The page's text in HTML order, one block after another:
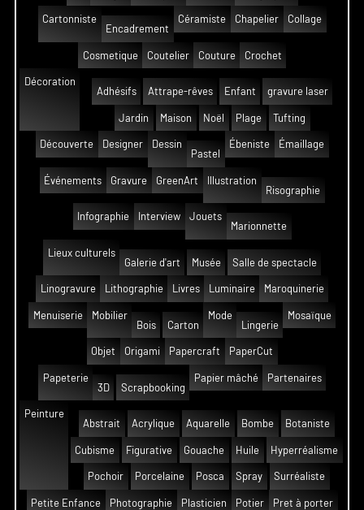
Cartonniste
Encadrement
Céramiste Chapelier Collage
Cosmetique Coutelier Couture Crochet
Décoration
Adhésifs
Attrape-rêves Enfant gravure laser
Jardin Maison Noël Plage Tufting
Découverte Designer
Dessin
Pastel
Ébeniste Émaillage
Événements Gravure GreenArt
Illustration
Risographie
Infographie Interview
Jouets
Marionnette
Lieux culturels
Galerie d'art
Musée Salle de spectacle
Linogravure Lithographie Livres Luminaire Maroquinerie
Menuiserie
Mobilier
Bois
Carton
Mode
Lingerie
Mosaïque
Objet Origami Papercraft PaperCut
Papeterie
3D
Scrapbooking
Papier mâché Partenaires
Peinture
Abstrait
Acrylique Aquarelle Bombe Botaniste
Cubisme Figurative Gouache Huile Hyperréalisme
Pochoir Porcelaine Posca Spray Surréaliste
Petite Enfance Photographie Plasticien Potier Pret à porter